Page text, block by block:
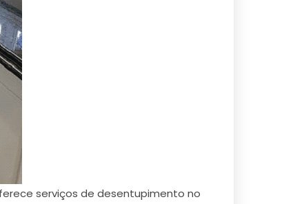
serviços de desentupimento no